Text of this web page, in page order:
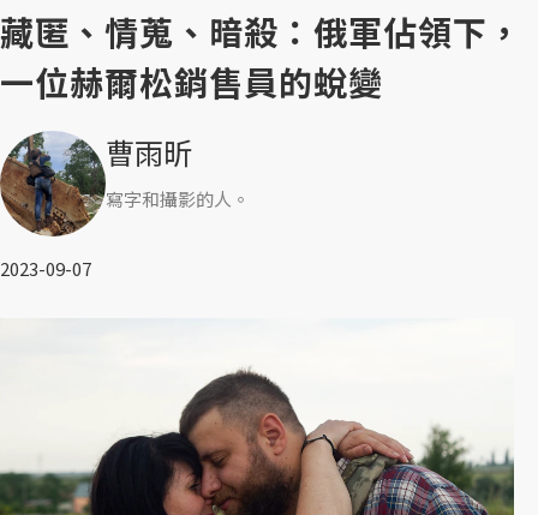
藏匿、情蒐、暗殺：俄軍佔領下，
一位赫爾松銷售員的蛻變
曹雨昕
寫字和攝影的人。
2023-09-07